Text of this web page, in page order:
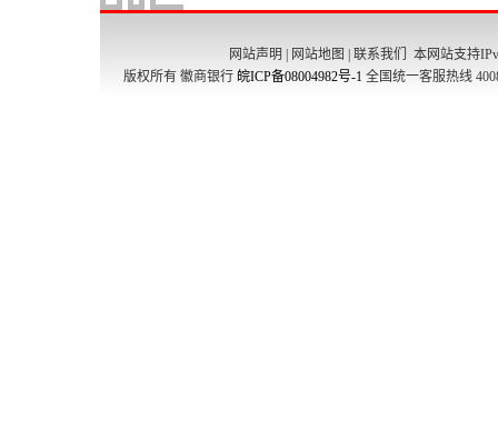
网站声明 网站地图 联系我们
本网站支持
版权所有 徽商银行 皖ICP备08004982号-1 全国统一客服热线